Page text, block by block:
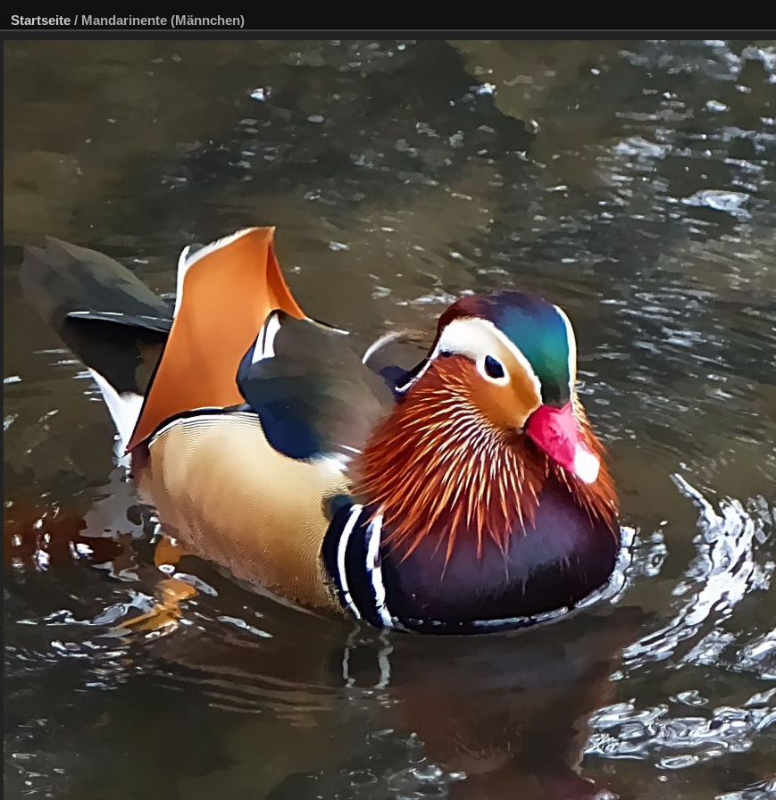
Startseite / Mandarinente (Männchen)